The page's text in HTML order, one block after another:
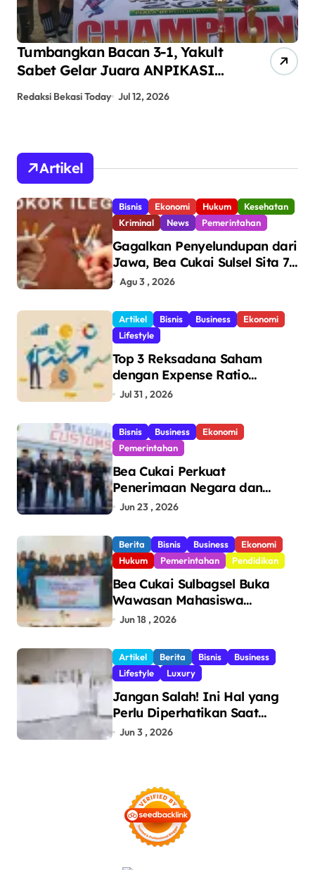
Tumbangkan Bacan 3-1, Yakult
Sabet Gelar Juara ANPIKASI
Redaksi Bekasi Today Jul 12, 2026
Artikel
Bisnis Ekonomi Hukum
Kesehatan
Kriminal
News Pemerintahan
Gagalkan Penyelundupan dari
Jawa, Bea Cukai Sulsel Sita 7,8
Juta Batang Rokok Ilegal
Makassar
Agu 3 , 2026
Artikel Bisnis Business
Ekonomi
Lifestyle
Top 3 Reksadana Saham
dengan Expense Ratio
Terendah
Jul 31 , 2026
Bisnis Business
Ekonomi
Pemerintahan
Bea Cukai Perkuat
Penerimaan Negara dan
Pengawasan, Setor Rp123,8
Jun 23 , 2026
Berita Bisnis Business
Ekonomi
Hukum
Pemerintahan Pendidikan
Bea Cukai Sulbagsel Buka
Wawasan Mahasiswa
Politeknik Bosowa tentang
dan Pencegahan Barang
Ilegal
Jun 18 , 2026
Artikel Berita Bisnis
Business
Lifestyle
Luxury
Jangan Salah! Ini Hal yang
Perlu Diperhatikan Saat
Pasang Big Slab
Jun 3 , 2026